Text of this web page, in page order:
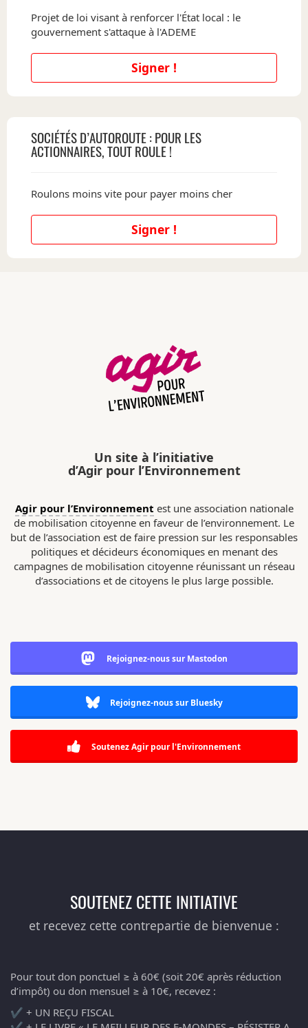
Projet de loi visant à renforcer l'État local : le
gouvernement s'attaque à l'ADEME
Signer !
SOCIÉTÉS D’AUTOROUTE : POUR LES
ACTIONNAIRES, TOUT ROULE !
Roulons moins vite pour payer moins cher
Signer !
Un site à l’initiative
d’Agir pour l’Environnement
Agir pour l’Environnement est une association nationale
de mobilisation citoyenne en faveur de l’environnement. Le
but de l’association est de faire pression sur les responsables
politiques et décideurs économiques en menant des
campagnes de mobilisation citoyenne réunissant un réseau
d’associations et de citoyens le plus large possible.
Rejoignez-nous sur Mastodon
Rejoignez-nous sur Bluesky
Soutenez Agir pour l'Environnement
SOUTENEZ CETTE INITIATIVE
et recevez cette contrepartie de bienvenue :
Pour tout don ponctuel ≥ à 60€ (soit 20€ après réduction
d’impôt) ou don mensuel ≥ à 10€, recevez :
✔️ + UN REÇU FISCAL